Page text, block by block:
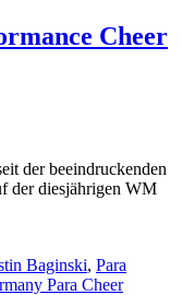
Cheer
der beeindruckenden
der diesjährigen WM
Baginski, Para
Para Cheer